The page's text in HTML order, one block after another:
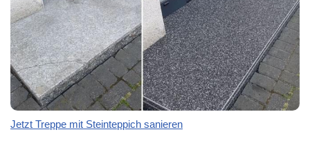
Jetzt Treppe mit Steinteppich sanieren